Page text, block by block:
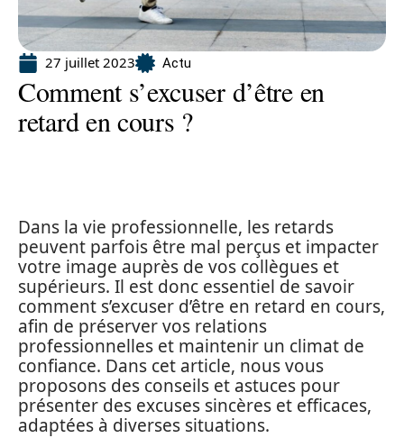
27 juillet 2023 Actu
Comment s’excuser d’être en
retard en cours ?
Dans la vie professionnelle, les retards
peuvent parfois être mal perçus et impacter
votre image auprès de vos collègues et
supérieurs. Il est donc essentiel de savoir
comment s’excuser d’être en retard en cours,
afin de préserver vos relations
professionnelles et maintenir un climat de
confiance. Dans cet article, nous vous
proposons des conseils et astuces pour
présenter des excuses sincères et efficaces,
adaptées à diverses situations.